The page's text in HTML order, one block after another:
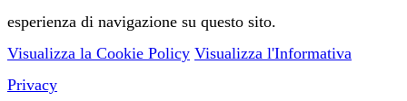
esperienza di navigazione su questo sito.
Visualizza la Cookie Policy Visualizza l'Informativa
Privacy